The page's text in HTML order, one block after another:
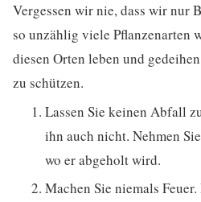
Vergessen wir nie, dass wir nur
so unzählig viele Pflanzenarten
diesen Orten leben und
zu schützen.
Lassen Sie keinen Abfall
ihn auch nicht. Nehmen
wo er abgeholt wird.
Machen Sie niemals